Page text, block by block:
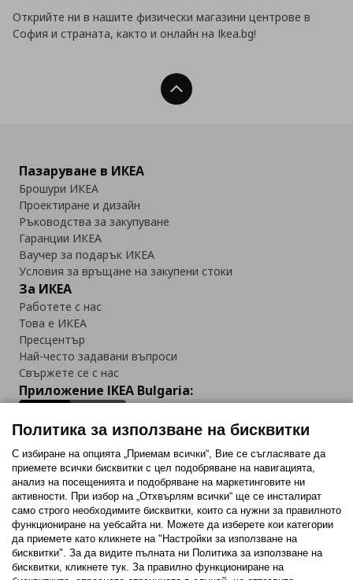
Открийте ни в нашите физически магазини центрове в
София и страната, както и онлайн на Ikea.bg!
Нагоре
Пазаруване в ИКЕА
Брошури ИКЕА
Проектиране и дизайн
Ръководства за закупуване
Гаранции ИКЕА
Ваучер за подарък ИКЕА
Условия за връщане на закупени стоки
За ИКЕА
Работете с нас
Това е ИКЕА
Пресцентър
Най-често задавани въпроси
Свържете се с нас
Приложение IKEA Bulgaria:
Последвайте ни:
FacebookTwitterYoutubePinterestInstagram
Политика за използване на бисквитки
С избиране на опцията „Приемам всички“, Вие се съгласявате да
приемете всички бисквитки с цел подобряване на навигацията,
анализ на посещенията и подобряване на маркетинговите ни
активности. При избор на „Отхвърлям всички“ ще се инсталират
само строго необходимитe бисквитки, които са нужни за правилното
функциониране на уебсайта ни. Можете да изберете кои категории
да приемете като кликнете на "Настройки за използване на
бисквитки". За да видите пълната ни Политика за използване на
бисквитки, кликнете тук. За правилно функциониране на